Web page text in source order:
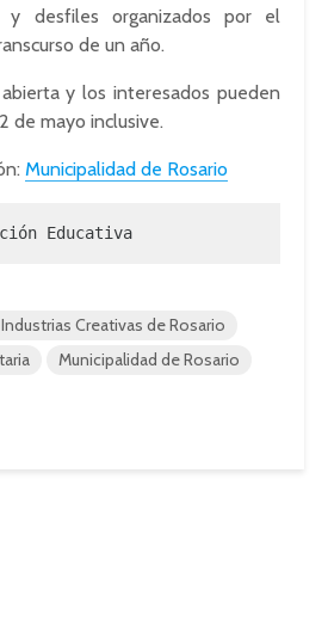
y desfiles organizados por el
de un año.
y los interesados pueden
de mayo inclusive.
Municipalidad de Rosario
Educativa
Creativas de Rosario
Municipalidad de Rosario